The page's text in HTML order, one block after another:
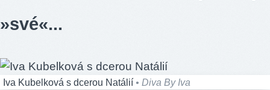
»své«...
Iva Kubelková s dcerou Natálií • Diva By Iva